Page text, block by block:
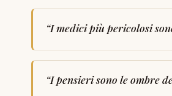
“I medici più pericolosi
“I pensieri sono le ombre